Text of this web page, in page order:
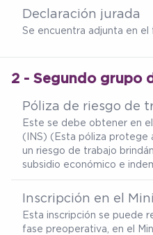
Declaración jurada
Se encuentra adjunta en el
2 - Segundo grupo
Póliza de riesgo de
Este se debe obtener en
(INS) (Esta póliza protege
un riesgo de trabajo
subsidio económico e
Inscripción en el
Esta inscripción se puede
fase preoperativa, en el